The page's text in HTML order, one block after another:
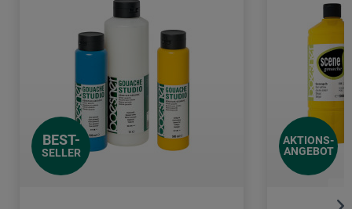
BEST-
SELLER
AKTIONS-
ANGEBOT